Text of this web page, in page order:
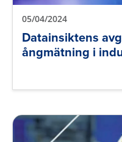
05/04/2024
Datainsiktens
ångmätning i